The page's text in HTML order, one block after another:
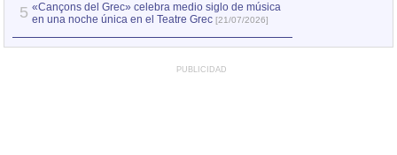
5 «Cançons del Grec» celebra medio siglo de música
en una noche única en el Teatre Grec [21/07/2026]
PUBLICIDAD